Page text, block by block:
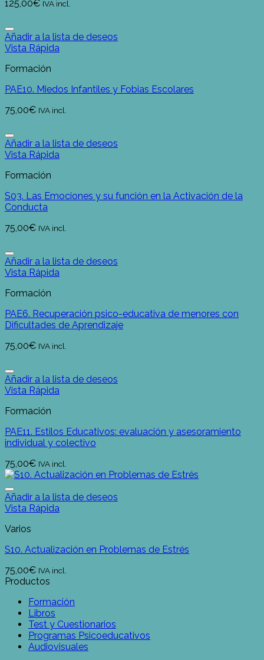
125,00€ IVA incl.
Añadir a la lista de deseos
Vista Rápida
Formación
PAE10. Miedos Infantiles y Fobias Escolares
75,00€ IVA incl.
Añadir a la lista de deseos
Vista Rápida
Formación
S03. Las Emociones y su función en la Activación de la
Conducta
75,00€ IVA incl.
Añadir a la lista de deseos
Vista Rápida
Formación
PAE6. Recuperación psico-educativa de menores con
Dificultades de Aprendizaje
75,00€ IVA incl.
Añadir a la lista de deseos
Vista Rápida
Formación
PAE11. Estilos Educativos: evaluación y asesoramiento
individual y colectivo
75,00€ IVA incl.
Añadir a la lista de deseos
Vista Rápida
Varios
S10. Actualización en Problemas de Estrés
75,00€ IVA incl.
Productos
Formación
Libros
Test y Cuestionarios
Programas Psicoeducativos
Audiovisuales